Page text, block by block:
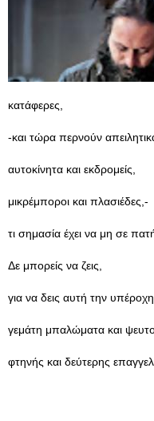
κατάφερες,
-και τώρα περνούν
αυτοκίνητα και εκδρομείς,
μικρέμποροι και πλασιέδες,-
τι σημασία έχει να μη σε
Δε μπορείς να ζεις,
για να δεις αυτή την
γεμάτη μπαλώματα και
φτηνής και δεύτερης